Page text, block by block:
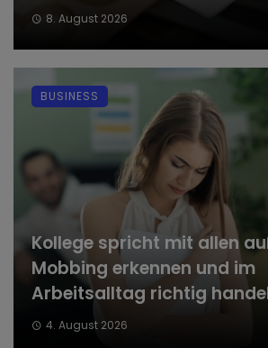
8. August 2026
Kollege spricht mit allen
Mobbing erkennen und im
Arbeitsalltag richtig
4. August 2026
BUSINESS